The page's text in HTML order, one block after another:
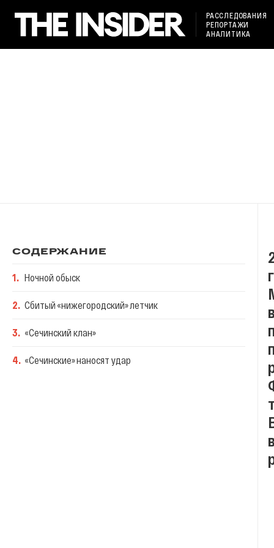
РАССЛЕДОВАНИЯ
РЕПОРТАЖИ
АНАЛИТИКА
СОДЕРЖАНИЕ
1. Ночной обыск
2. Сбитый «нижегородский» летчик
3. «Сечинский клан»
4. «Сечинские» наносят удар